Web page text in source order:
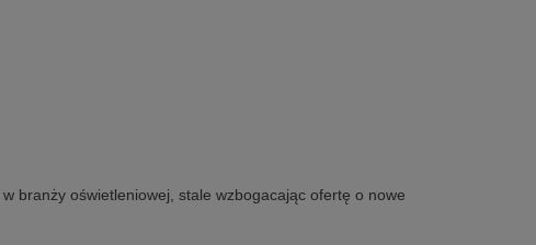
branży oświetleniowej, stale wzbogacając ofertę o nowe